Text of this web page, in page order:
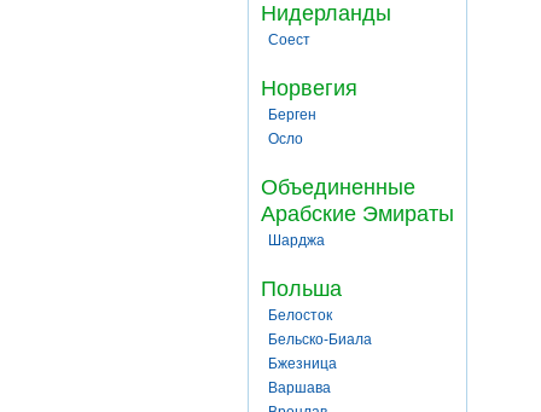
Нидерланды
Соест
Норвегия
Берген
Осло
Объединенные
Арабские Эмираты
Шарджа
Польша
Белосток
Бельско-Биала
Бжезница
Варшава